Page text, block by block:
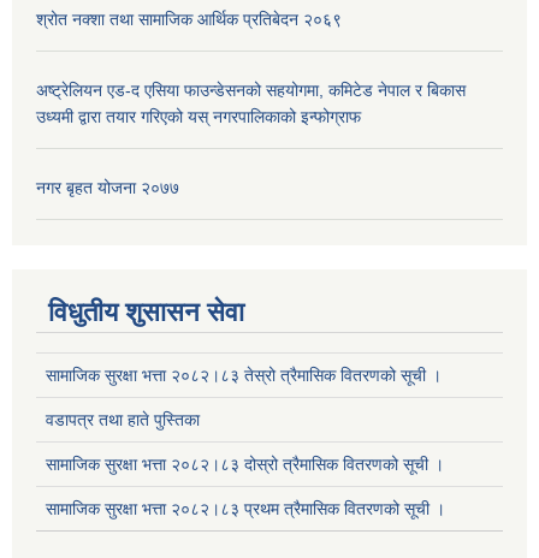
श्रोत नक्शा तथा सामाजिक आर्थिक प्रतिबेदन २०६९
अष्ट्रेलियन एड-द एसिया फाउन्डेसनको सहयोगमा, कमिटेड नेपाल र बिकास
उध्यमी द्वारा तयार गरिएको यस् नगरपालिकाको इन्फोग्राफ
नगर बृहत योजना २०७७
विधुतीय शुसासन सेवा
सामाजिक सुरक्षा भत्ता २०८२।८३ तेस्रो त्रैमासिक वितरणको सूची ।
वडापत्र तथा हाते पुस्तिका
सामाजिक सुरक्षा भत्ता २०८२।८३ दोस्रो त्रैमासिक वितरणको सूची ।
सामाजिक सुरक्षा भत्ता २०८२।८३ प्रथम त्रैमासिक वितरणको सूची ।